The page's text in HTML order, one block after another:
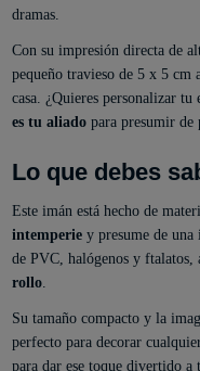
dramas.
Con su impresión directa de
pequeño travieso de 5 x 5 cm
casa. ¿Quieres personalizar
es tu aliadopara presumir de
Lo que debes
Este imán está hecho de
intemperiey presume de una
de PVC, halógenos y ftalatos,
rollo.
Su tamaño compacto y la
perfecto para decorar
para dar ese toque divertido a